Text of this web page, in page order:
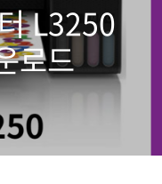
L3250
로드